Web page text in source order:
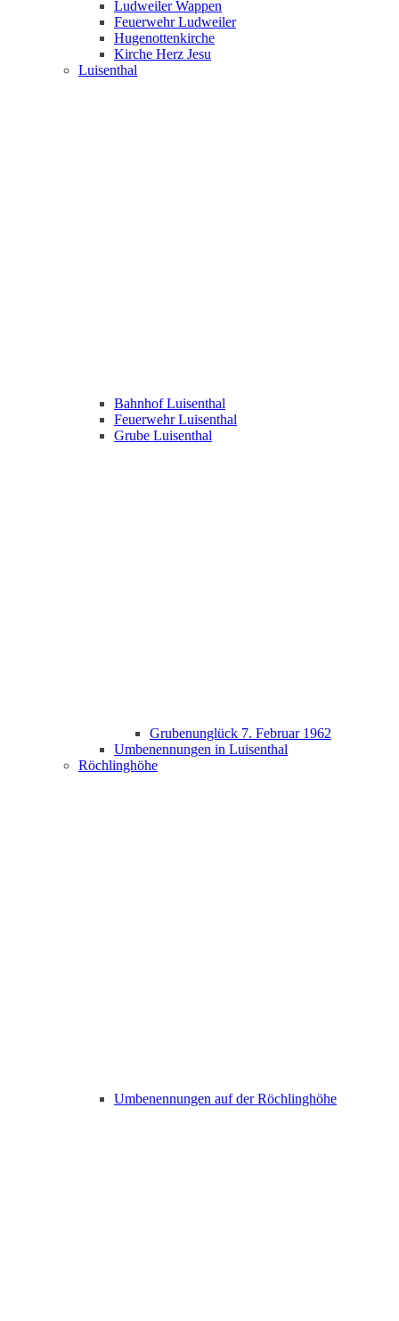
Ludweiler Wappen
Feuerwehr Ludweiler
Hugenottenkirche
Kirche Herz Jesu
Luisenthal
Bahnhof Luisenthal
Feuerwehr Luisenthal
Grube Luisenthal
Grubenunglück 7. Februar 1962
Umbenennungen in Luisenthal
Röchlinghöhe
Umbenennungen auf der Röchlinghöhe